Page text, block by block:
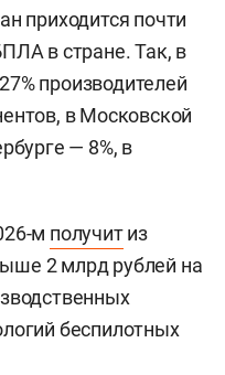
приходится почти
в стране. Так, в
производителей
в Московской
— 8%, в
м получитиз
2 млрд рублей на
беспилотных